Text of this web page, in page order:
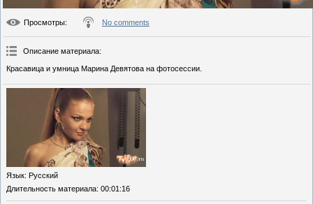
Просмотры: No comments
Описание материала:
Красавица и умница Марина Девятова на фотосессии.
Язык: Русский
Длительность материала: 00:01:16